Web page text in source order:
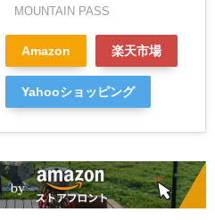
MOUNTAIN PASS
Amazon 楽天市場
Yahooショッピング